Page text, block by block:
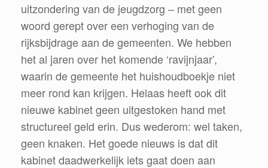
uitzondering van de jeugdzorg – met geen
woord gerept over een verhoging van de
rijksbijdrage aan de gemeenten. We hebben
het al jaren over het komende ‘ravijnjaar’,
waarin de gemeente het huishoudboekje niet
meer rond kan krijgen. Helaas heeft ook dit
nieuwe kabinet geen uitgestoken hand met
structureel geld erin. Dus wederom: wel taken,
geen knaken. Het goede nieuws is dat dit
kabinet daadwerkelijk iets gaat doen aan